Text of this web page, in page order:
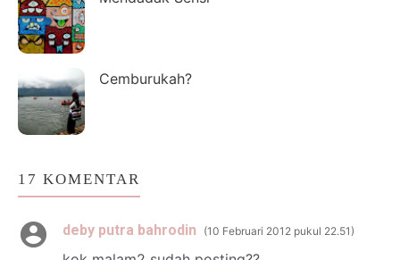
Cemburukah?
17 KOMENTAR
deby putra bahrodin 10 Februari 2012 pukul 22.51